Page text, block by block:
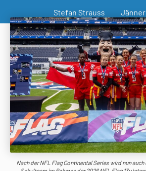
Stefan Strauss Jänner
Nach der NFL Flag Continental Series wird nun